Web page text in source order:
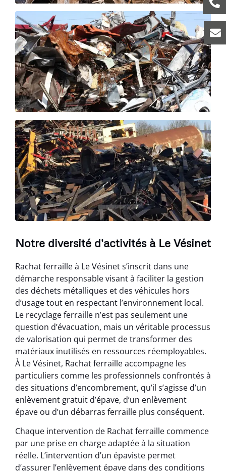
Notre diversité d'activités à Le Vésinet
Rachat ferraille à Le Vésinet s’inscrit dans une
démarche responsable visant à faciliter la gestion
des déchets métalliques et des véhicules hors
d’usage tout en respectant l’environnement local.
Le recyclage ferraille n’est pas seulement une
question d’évacuation, mais un véritable processus
de valorisation qui permet de transformer des
matériaux inutilisés en ressources réemployables.
À Le Vésinet, Rachat ferraille accompagne les
particuliers comme les professionnels confrontés à
des situations d’encombrement, qu’il s’agisse d’un
enlèvement gratuit d’épave, d’un enlèvement
épave ou d’un débarras ferraille plus conséquent.
Chaque intervention de Rachat ferraille commence
par une prise en charge adaptée à la situation
réelle. L’intervention d’un épaviste permet
d’assurer l’enlèvement épave dans des conditions